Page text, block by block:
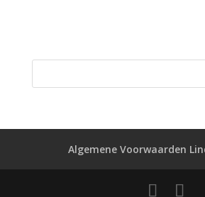
Algemene Voorwaarden